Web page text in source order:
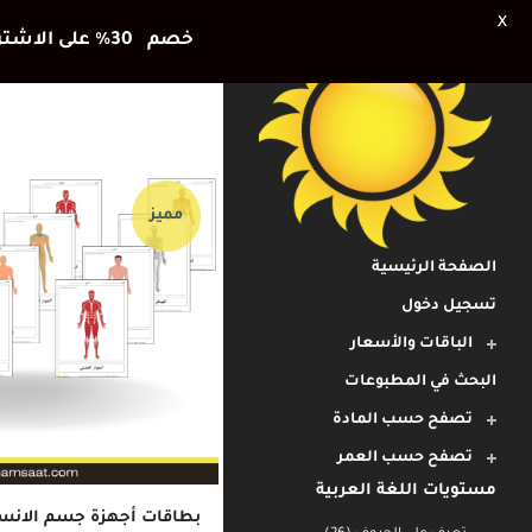
الصفحة الرئيسية
تسجيل دخول
الباقات والأسعار
البحث في المطبوعات
تصفح حسب المادة
تصفح حسب العمر
مستويات اللغة العربية
مميز
خصم 30٪ على الاشتراك الشهري وشهر اضافي هديتنا للأطفال في العطلة الصيفية
X